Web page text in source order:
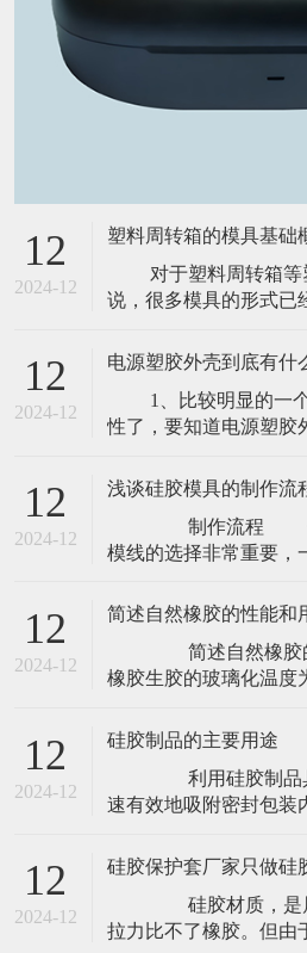
12
2024-12
塑料周转箱的模具基础
说，很多模具的形式已
个塑料行业的用心程度
模具行业的简介： 1、近年来，随着塑
料工业的飞速发展和
度和精度等方面的不断
12
2024-12
电源塑胶外壳到底有什
性了，要知道电源塑胶
好，在日常的使用当中
们的用电安全，这一点
是电源塑胶外壳能够
因之一。 2、质量
12
2024-12
浅谈硅胶模具的制作流
模线的选择非常重要，
果，三是不影响产品质
多，产品开裂就容易
操作工序，比如开一
12
2024-12
简述自然橡胶的性能和
橡胶生胶的玻璃化温度
度270℃。当自然橡胶硫
然橡胶的弹性 其生胶
硫化胶的弹性是高的。
12
2024-12
硅胶制品的主要用途
速有效地吸附密封包装
断的创新开发，已被大
DNA分离、食品干燥、
妆品、污水净化、啤酒
及树脂生产或保存等方
12
2024-12
硅胶保护套厂家只做硅
拉力比不了橡胶。但由